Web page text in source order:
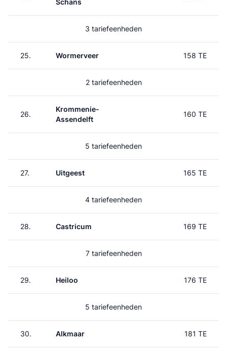
Schans
3 tariefeenheden
25. Wormerveer 158 TE
2 tariefeenheden
26.
Krommenie-
Assendelft
160 TE
5 tariefeenheden
27. Uitgeest 165 TE
4 tariefeenheden
28. Castricum 169 TE
7 tariefeenheden
29. Heiloo 176 TE
5 tariefeenheden
30. Alkmaar 181 TE